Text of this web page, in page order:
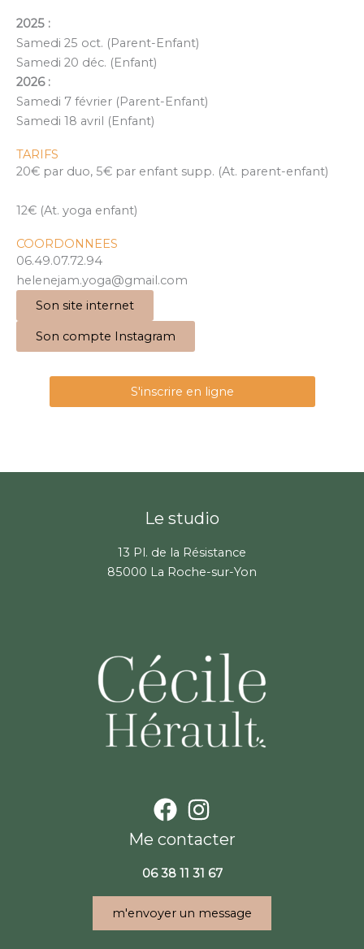
2025 :
Samedi 25 oct. (Parent-Enfant)
Samedi 20 déc. (Enfant)
2026 :
Samedi 7 février (Parent-Enfant)
Samedi 18 avril (Enfant)
TARIFS
20€ par duo, 5€ par enfant supp. (At. parent-enfant)
12€ (At. yoga enfant)
COORDONNEES
06.49.07.72.94
helenejam.yoga@gmail.com
Son site internet
Son compte Instagram
S'inscrire en ligne
Le studio
13 Pl. de la Résistance
85000 La Roche-sur-Yon
Me contacter
06 38 11 31 67
m'envoyer un message